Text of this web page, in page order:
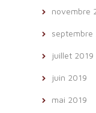
novembre
septembre
juillet 2019
juin 2019
mai 2019